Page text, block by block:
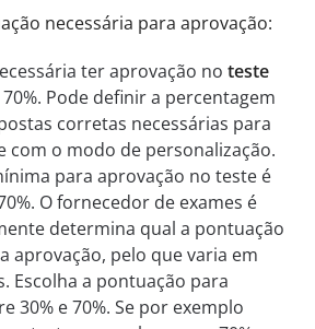
necessária para aprovação:
ter aprovação no teste
70%. Pode definir a percentagem
corretas necessárias para
com o modo de personalização.
para aprovação no teste é
O fornecedor de exames é
determina qual a pontuação
aprovação, pelo que varia em
Escolha a pontuação para
30% e 70%. Se por exemplo